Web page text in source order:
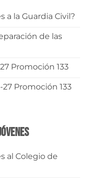
a la Guardia Civil?
de las
Promoción 133
Promoción 133
al Colegio de